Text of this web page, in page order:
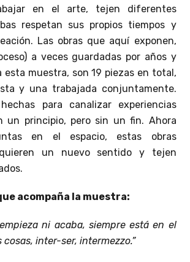
en el arte, tejen diferentes
respetan sus propios tiempos y
Las obras que aquí exponen,
a veces guardadas por años y
esta muestra, son 19 piezas en total,
y una trabajada conjuntamente.
para canalizar experiencias
un principio, pero sin un fin. Ahora
en el espacio, estas obras
un nuevo sentido y tejen
acompaña la muestra:
ni acaba, siempre está en el
cosas, inter-ser, intermezzo.”